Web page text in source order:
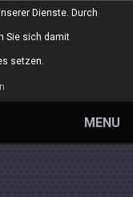
Dienste. Durch
Sie sich damit
setzen.
MENU